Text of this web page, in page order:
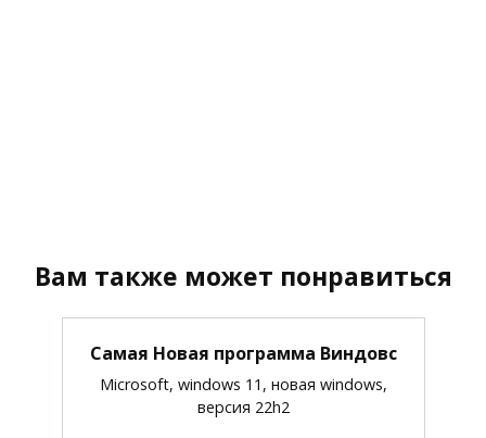
Вам также может понравиться
Самая Новая программа Виндовс
Microsoft, windows 11, новая windows,
версия 22h2